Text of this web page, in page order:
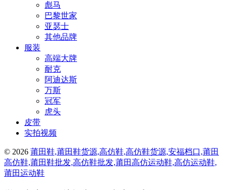
彪马
巴黎世家
亚瑟士
其他品牌
服装
高端大牌
耐克
阿迪达斯
万斯
冠军
虎头
皮带
实拍视频
© 2026 莆田鞋,莆田鞋货源,高仿鞋,高仿鞋货源,安福档口,莆田
高仿鞋,莆田鞋批发,高仿鞋批发,莆田高仿运动鞋,高仿运动鞋,
莆田运动鞋